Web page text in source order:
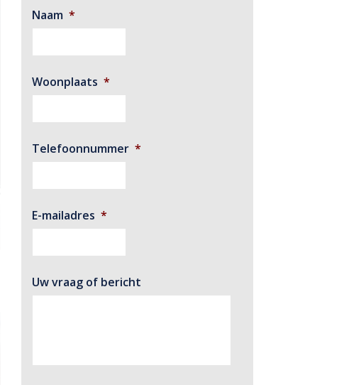
Naam *
Woonplaats *
Telefoonnummer *
E-mailadres *
Uw vraag of bericht